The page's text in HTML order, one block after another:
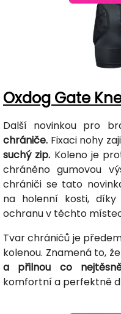
Oxdog Gate
Další novinkou pro
chrániče. Fixaci nohy
suchý zip. Koleno je
chráněno gumovou
chrániči se tato
na holenní kosti, díky
ochranu v těchto
Tvar chráničů je
kolenou. Znamená to, že
a přilnou co
komfortní a perfektně